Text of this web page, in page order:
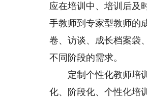
应在培训中、培训后及
手教师到专家型教师的
卷、访谈、成长档案袋
不同阶段的需求。
定制个性化教师培训
化、阶段化、个性化培